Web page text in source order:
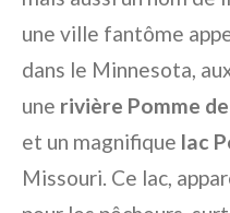
une ville fantôme
dans le Minnesota,
une rivière Pomme
et un magnifique lac
Missouri. Ce lac,